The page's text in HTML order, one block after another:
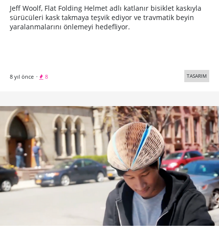
Jeff Woolf, Flat Folding Helmet adlı katlanır bisiklet kaskıyla
sürücüleri kask takmaya teşvik ediyor ve travmatik beyin
yaralanmalarını önlemeyi hedefliyor.
8 yıl önce · 8 TASARIM